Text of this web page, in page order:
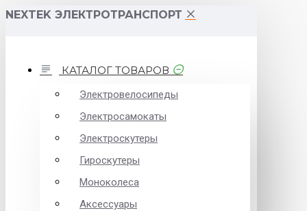
NEXTEK ЭЛЕКТРОТРАНСПОРТ
КАТАЛОГ ТОВАРОВ
Электровелосипеды
Электросамокаты
Электроскутеры
Гироскутеры
Моноколеса
Аксессуары